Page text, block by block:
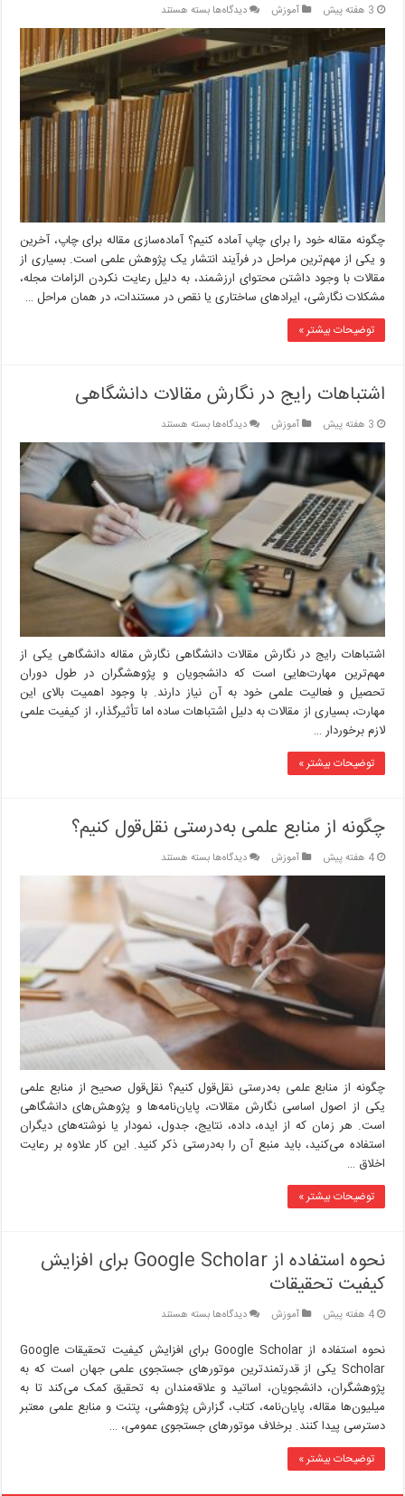
3 هفته پیش آموزش دیدگاه‌هابرای
چگونه
مقاله
خود
را
برای
چاپ
آماده
کنیم؟
بسته هستند
چگونه مقاله خود را برای چاپ آماده کنیم؟ آماده‌سازی مقاله برای چاپ، آخرین
و یکی از مهم‌ترین مراحل در فرآیند انتشار یک پژوهش علمی است. بسیاری از
مقالات با وجود داشتن محتوای ارزشمند، به دلیل رعایت نکردن الزامات مجله،
مشکلات نگارشی، ایرادهای ساختاری یا نقص در مستندات، در همان مراحل …
توضیحات بیشتر »
اشتباهات رایج در نگارش مقالات دانشگاهی
3 هفته پیش آموزش دیدگاه‌هابرای
اشتباهات
رایج
در
نگارش
مقالات
دانشگاهی
بسته هستند
اشتباهات رایج در نگارش مقالات دانشگاهی نگارش مقاله دانشگاهی یکی از
مهم‌ترین مهارت‌هایی است که دانشجویان و پژوهشگران در طول دوران
تحصیل و فعالیت علمی خود به آن نیاز دارند. با وجود اهمیت بالای این
مهارت، بسیاری از مقالات به دلیل اشتباهات ساده اما تأثیرگذار، از کیفیت علمی
لازم برخوردار …
توضیحات بیشتر »
چگونه از منابع علمی به‌درستی نقل‌قول کنیم؟
4 هفته پیش آموزش دیدگاه‌هابرای
چگونه
علمی
به‌درستی
نقل‌قول
کنیم؟
بسته هستند
چگونه از منابع علمی به‌درستی نقل‌قول کنیم؟ نقل‌قول صحیح از منابع علمی
یکی از اصول اساسی نگارش مقالات، پایان‌نامه‌ها و پژوهش‌های دانشگاهی
است. هر زمان که از ایده، داده، نتایج، جدول، نمودار یا نوشته‌های دیگران
استفاده می‌کنید، باید منبع آن را به‌درستی ذکر کنید. این کار علاوه بر رعایت
اخلاق …
توضیحات بیشتر »
نحوه استفاده از Google Scholar برای افزایش
کیفیت تحقیقات
4 هفته پیش آموزش دیدگاه‌هابرای
استفاده
از
Google
Scholar
برای
افزایش
بسته هستند
نحوه استفاده از Google Scholar برای افزایش کیفیت تحقیقات Google
Scholar یکی از قدرتمندترین موتورهای جستجوی علمی جهان است که به
پژوهشگران، دانشجویان، اساتید و علاقه‌مندان به تحقیق کمک می‌کند تا به
میلیون‌ها مقاله، پایان‌نامه، کتاب، گزارش پژوهشی، پتنت و منابع علمی معتبر
دسترسی پیدا کنند. برخلاف موتورهای جستجوی عمومی، …
توضیحات بیشتر »